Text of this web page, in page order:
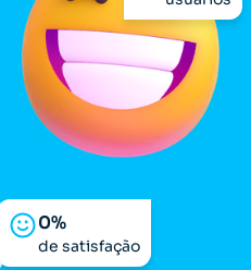
de satisfação
0%